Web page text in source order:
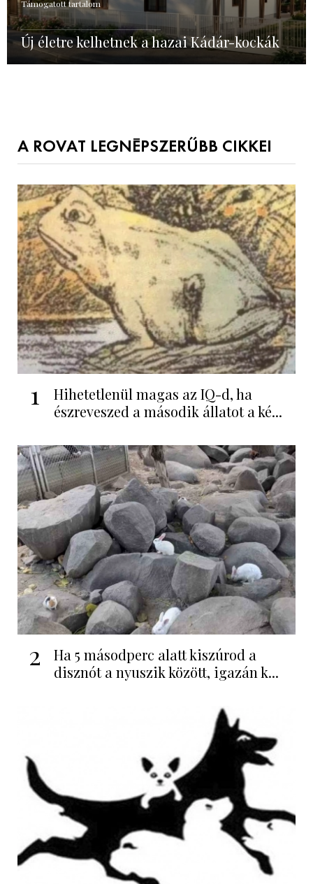
Támogatott tartalom
Új életre kelhetnek a hazai Kádár-kockák
A ROVAT LEGNÉPSZERŰBB CIKKEI
1
Hihetetlenül magas az IQ-d, ha
észreveszed a második állatot a ké...
2
Ha 5 másodperc alatt kiszúrod a
disznót a nyuszik között, igazán k...